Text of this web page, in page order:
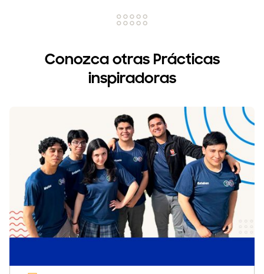
Conozca otras Prácticas
inspiradoras